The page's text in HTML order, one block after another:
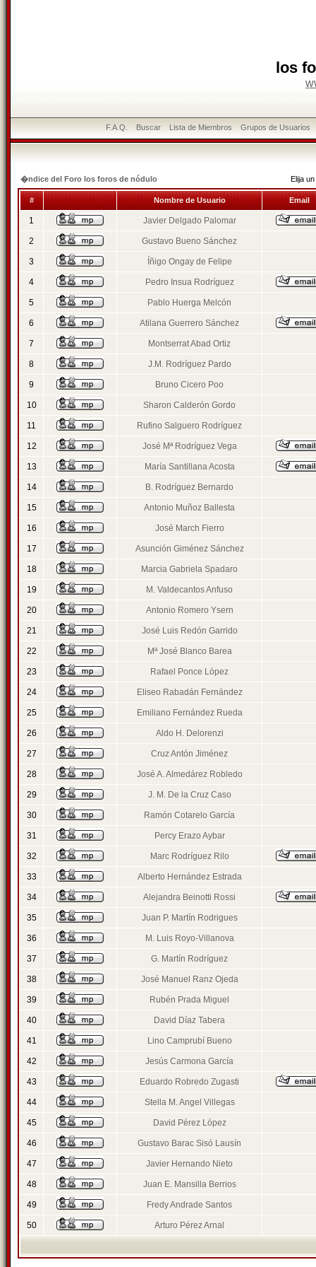
los
F.A.Q. Buscar Lista de Miembros Grupos de Usuarios
�ndice del Foro los foros de nódulo Elija
# Nombre de Usuario Email
1 Javier Delgado Palomar
2 Gustavo Bueno Sánchez
3 Íñigo Ongay de Felipe
4 Pedro Insua Rodríguez
5 Pablo Huerga Melcón
6 Atilana Guerrero Sánchez
7 Montserrat Abad Ortiz
8 J.M. Rodríguez Pardo
9 Bruno Cicero Poo
10 Sharon Calderón Gordo
11 Rufino Salguero Rodríguez
12 José Mª Rodríguez Vega
13 María Santillana Acosta
14 B. Rodríguez Bernardo
15 Antonio Muñoz Ballesta
16 José March Fierro
17 Asunción Giménez Sánchez
18 Marcia Gabriela Spadaro
19 M. Valdecantos Anfuso
20 Antonio Romero Ysern
21 José Luis Redón Garrido
22 Mª José Blanco Barea
23 Rafael Ponce López
24 Eliseo Rabadán Fernández
25 Emiliano Fernández Rueda
26 Aldo H. Delorenzi
27 Cruz Antón Jiménez
28 José A. Almedárez Robledo
29 J. M. De la Cruz Caso
30 Ramón Cotarelo García
31 Percy Erazo Aybar
32 Marc Rodríguez Rilo
33 Alberto Hernández Estrada
34 Alejandra Beinotti Rossi
35 Juan P. Martín Rodrigues
36 M. Luis Royo-Villanova
37 G. Martín Rodríguez
38 José Manuel Ranz Ojeda
39 Rubén Prada Miguel
40 David Díaz Tabera
41 Lino Camprubí Bueno
42 Jesús Carmona García
43 Eduardo Robredo Zugasti
44 Stella M. Angel Villegas
45 David Pérez López
46 Gustavo Barac Sisó Lausín
47 Javier Hernando Nieto
48 Juan E. Mansilla Berrios
49 Fredy Andrade Santos
50 Arturo Pérez Arnal